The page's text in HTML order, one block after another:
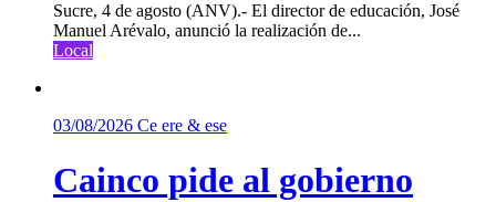
Sucre, 4 de agosto (ANV).- El director de educación, José
Manuel Arévalo, anunció la realización de...
Local
03/08/2026 Ce ere & ese
Cainco pide al gobierno